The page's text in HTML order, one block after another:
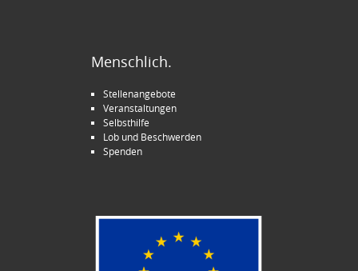
Menschlich.
Stellenangebote
Veranstaltungen
Selbsthilfe
Lob und Beschwerden
Spenden